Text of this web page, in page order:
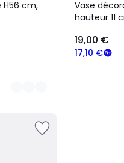
cm,
Vase
hauteur 11
17,10 €
19,00 €